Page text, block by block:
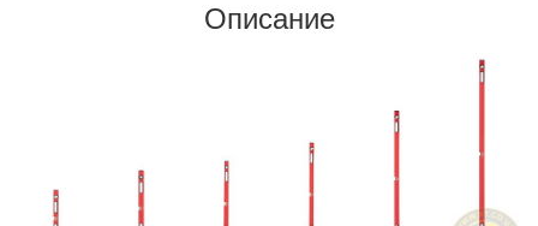
Описание